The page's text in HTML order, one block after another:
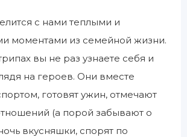
с нами теплыми и
моментами из семейной жизни.
вы не раз узнаете себя и
на героев. Они вместе
готовят ужин, отмечают
(а порой забывают о
вкусняшки, спорят по